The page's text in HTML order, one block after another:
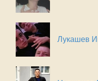
Лукашев